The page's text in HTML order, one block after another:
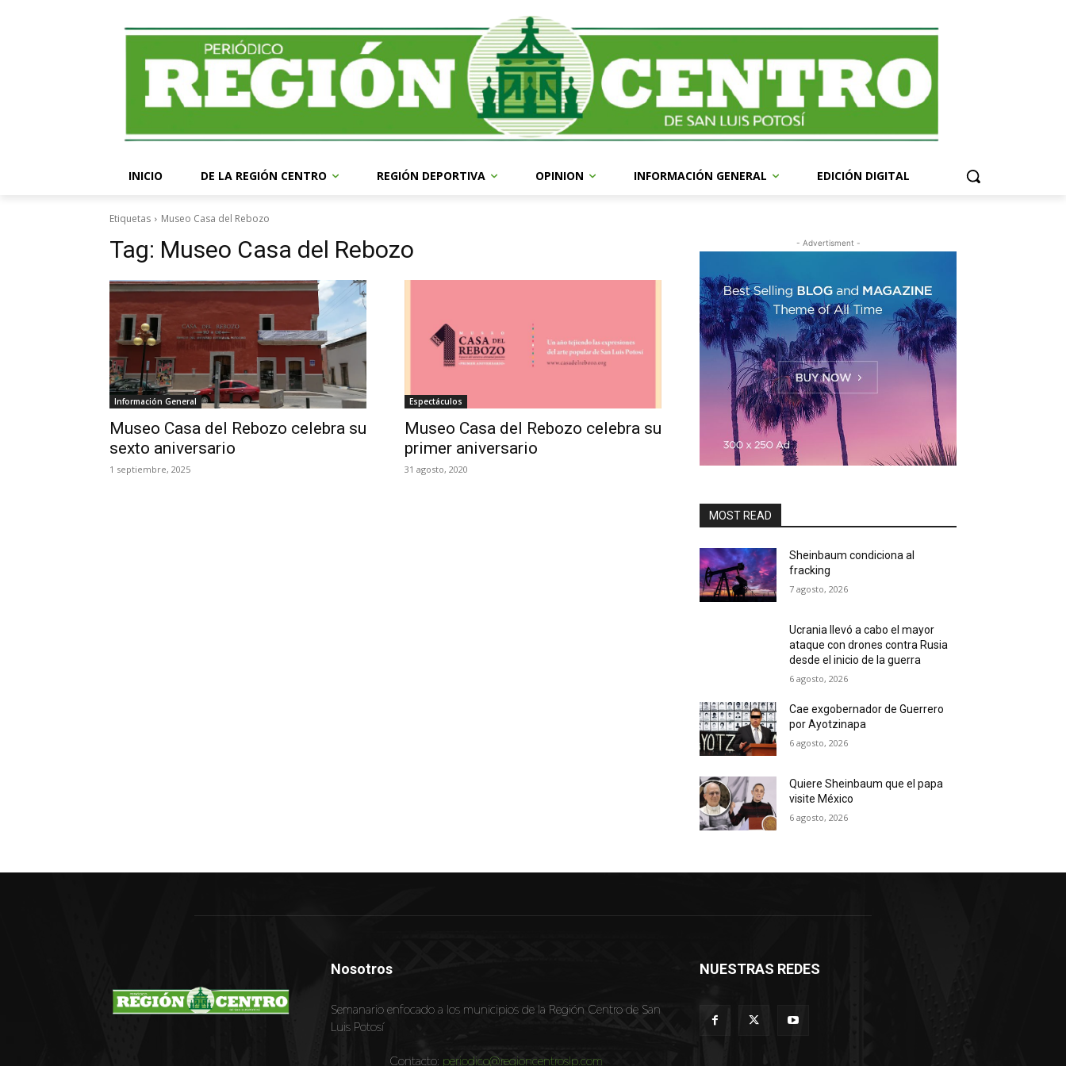
INICIO DE LA REGIÓN CENTRO REGIÓN DEPORTIVA OPINION INFORMACIÓN GENERAL EDICIÓN DIGITAL
Etiquetas Museo Casa del Rebozo
Tag: Museo Casa del Rebozo
Información General
Museo Casa del Rebozo celebra su
sexto aniversario
1 septiembre, 2025
Espectáculos
Museo Casa del Rebozo celebra su
primer aniversario
31 agosto, 2020
- Advertisment -
MOST READ
Sheinbaum condiciona al
fracking
7 agosto, 2026
Ucrania llevó a cabo el mayor
ataque con drones contra Rusia
desde el inicio de la guerra
6 agosto, 2026
Cae exgobernador de Guerrero
por Ayotzinapa
6 agosto, 2026
Quiere Sheinbaum que el papa
visite México
6 agosto, 2026
Nosotros
Semanario enfocado a los municipios de la Región Centro de San
Luis Potosí
Contacto: periodico@regioncentroslp.com
NUESTRAS REDES